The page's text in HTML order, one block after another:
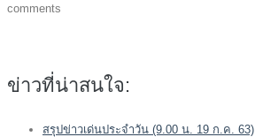
comments
ข่าวที่น่าสนใจ:
สรุปข่าวเด่นประจำวัน (9.00 น. 19 ก.ค. 63)